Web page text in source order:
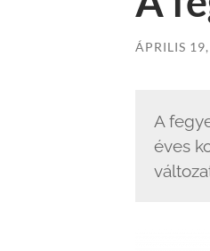
ÁPRILIS
A
éves